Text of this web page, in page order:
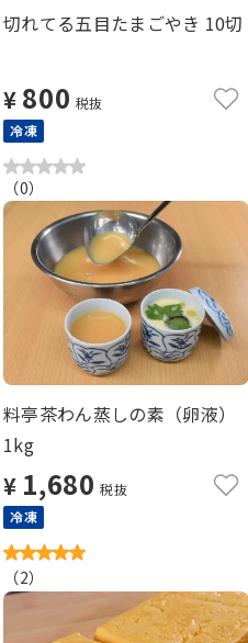
切れてる五目たまごやき 10切
¥ 800 税抜
冷凍
（0）
料亭茶わん蒸しの素（卵液）
1kg
¥ 1,680 税抜
冷凍
（2）